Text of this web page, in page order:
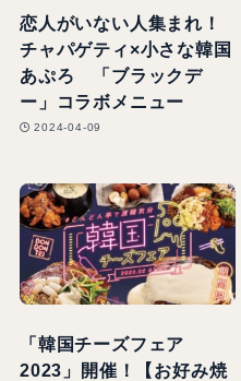
恋人がいない人集まれ！
チャパゲティ×小さな韓国
あぷろ 「ブラックデ
ー」コラボメニュー
2024-04-09
「韓国チーズフェア
2023」開催！【お好み焼